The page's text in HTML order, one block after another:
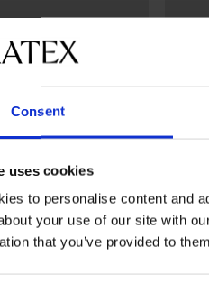
Consent
uses cookies
to personalise content and
your use of our site with
that you’ve provided to
ΔΩΡΕΑΝ
5
αθλητικές κάλτσες
Color
5,19 €